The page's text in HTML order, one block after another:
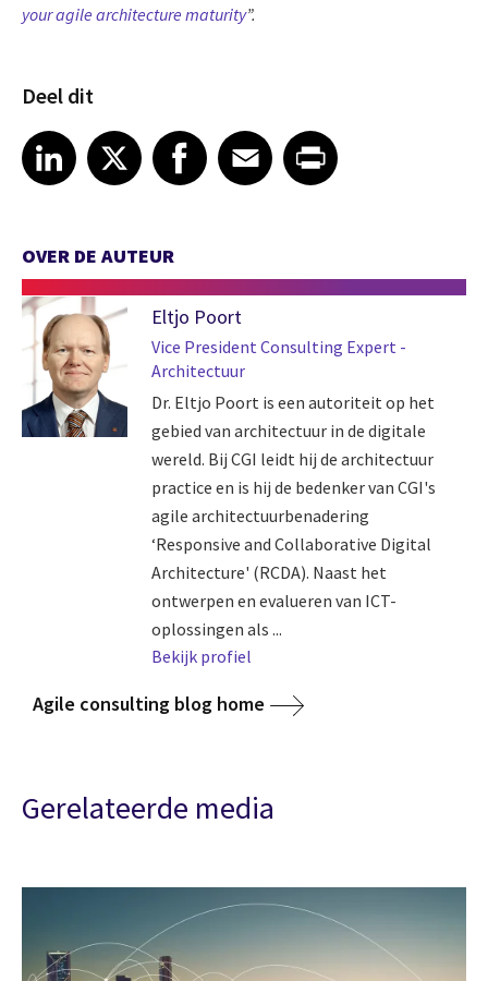
your agile architecture maturity”.
Deel dit
Share article on LinkedIn
LinkedIn
Share article on XShare article on Facebook
Facebook
Share article on Email
EmailShare article on Print
OVER DE AUTEUR
Eltjo Poort
Vice President Consulting Expert -
Architectuur
Dr. Eltjo Poort is een autoriteit op het
gebied van architectuur in de digitale
wereld. Bij CGI leidt hij de architectuur
practice en is hij de bedenker van CGI's
agile architectuurbenadering
‘Responsive and Collaborative Digital
Architecture' (RCDA). Naast het
ontwerpen en evalueren van ICT-
oplossingen als ...
Bekijk profiel
Agile consulting blog home
Gerelateerde media